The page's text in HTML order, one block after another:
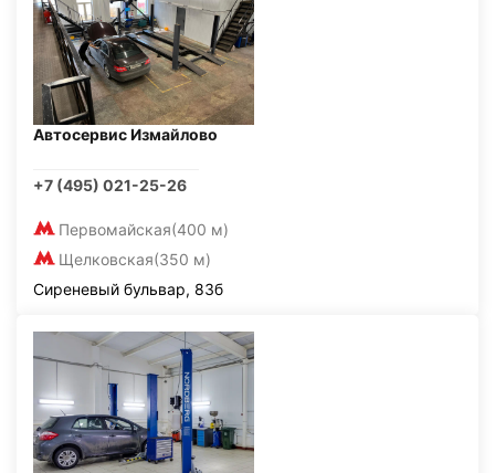
Автосервис Измайлово
+7 (495) 021-25-26
Первомайская(400 м)
Щелковская(350 м)
Сиреневый бульвар, 83б